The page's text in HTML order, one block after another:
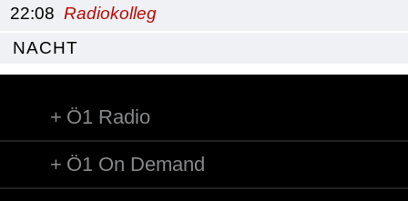
22:08 Radiokolleg
NACHT
Ö1 Radio
Ö1 On Demand